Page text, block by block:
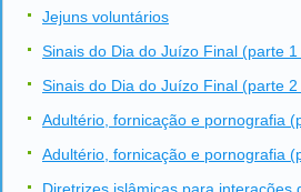
Jejuns voluntários
Sinais do Dia do Juízo Final (parte
Sinais do Dia do Juízo Final (parte
Adultério, fornicação e pornografia
Adultério, fornicação e pornografia